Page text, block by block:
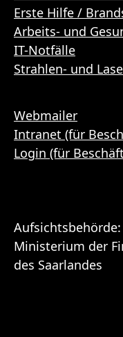
Erste Hilfe /
Arbeits- und
IT-Notfälle
Strahlen- und
Webmailer
Intranet (für
Login (für
Aufsichtsbehörde:
Ministerium der
des Saarlandes